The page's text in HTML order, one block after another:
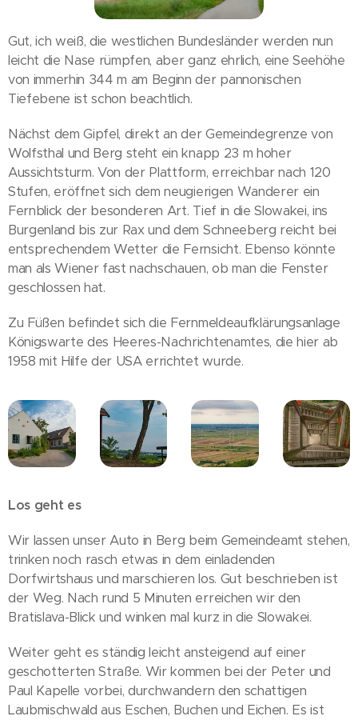
Gut, ich weiß, die westlichen Bundesländer werden nun
leicht die Nase rümpfen, aber ganz ehrlich, eine Seehöhe
von immerhin 344 m am Beginn der pannonischen
Tiefebene ist schon beachtlich.
Nächst dem Gipfel, direkt an der Gemeindegrenze von
Wolfsthal und Berg steht ein knapp 23 m hoher
Aussichtsturm. Von der Plattform, erreichbar nach 120
Stufen, eröffnet sich dem neugierigen Wanderer ein
Fernblick der besonderen Art. Tief in die Slowakei, ins
Burgenland bis zur Rax und dem Schneeberg reicht bei
entsprechendem Wetter die Fernsicht. Ebenso könnte
man als Wiener fast nachschauen, ob man die Fenster
geschlossen hat.
Zu Füßen befindet sich die Fernmeldeaufklärungsanlage
Königswarte des Heeres-Nachrichtenamtes, die hier ab
1958 mit Hilfe der USA errichtet wurde.
Los geht es
Wir lassen unser Auto in Berg beim Gemeindeamt stehen,
trinken noch rasch etwas in dem einladenden
Dorfwirtshaus und marschieren los. Gut beschrieben ist
der Weg. Nach rund 5 Minuten erreichen wir den
Bratislava-Blick und winken mal kurz in die Slowakei.
Weiter geht es ständig leicht ansteigend auf einer
geschotterten Straße. Wir kommen bei der Peter und
Paul Kapelle vorbei, durchwandern den schattigen
Laubmischwald aus Eschen, Buchen und Eichen. Es ist